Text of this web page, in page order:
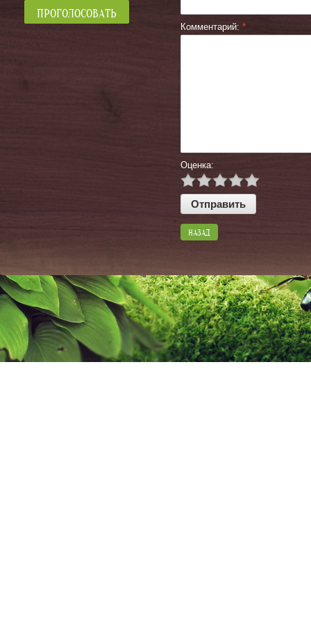
Комментарий: *
Оценка:
НАЗАД